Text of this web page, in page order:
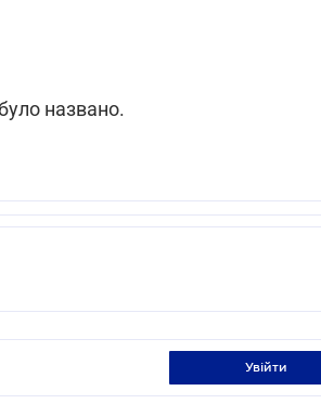
названо.
увійти